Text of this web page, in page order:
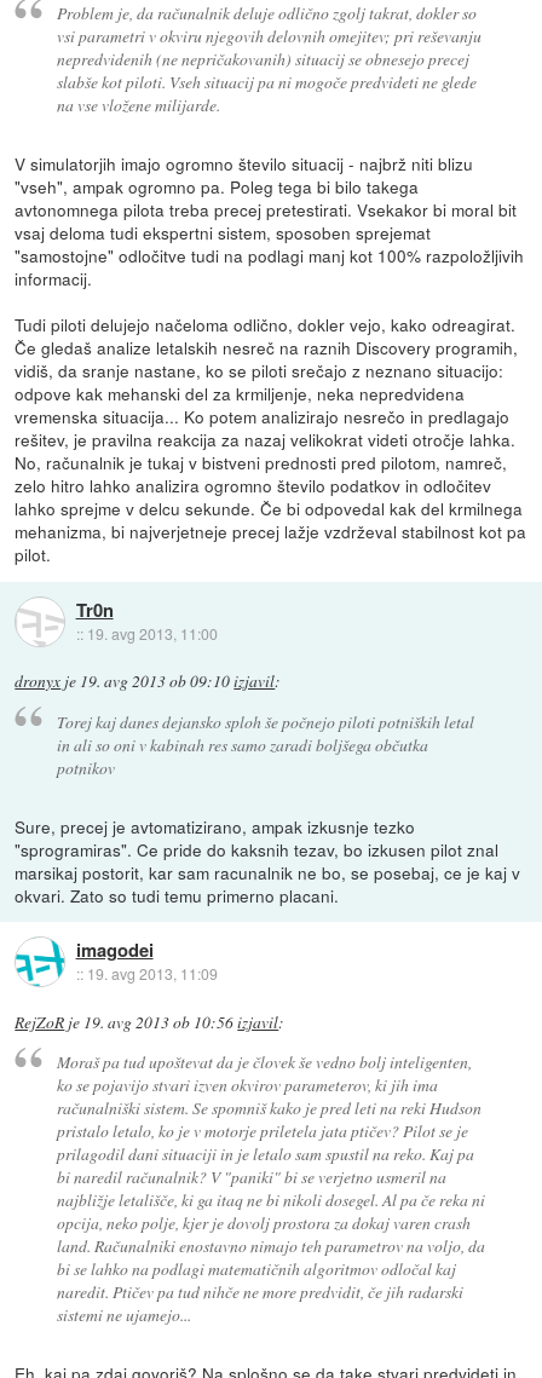
Problem je, da računalnik deluje odlično zgolj takrat, dokler so
vsi parametri v okviru njegovih delovnih omejitev; pri reševanju
nepredvidenih (ne nepričakovanih) situacij se obnesejo precej
slabše kot piloti. Vseh situacij pa ni mogoče predvideti ne glede
na vse vložene milijarde.
V simulatorjih imajo ogromno število situacij - najbrž niti blizu
"vseh", ampak ogromno pa. Poleg tega bi bilo takega
avtonomnega pilota treba precej pretestirati. Vsekakor bi moral bit
vsaj deloma tudi ekspertni sistem, sposoben sprejemat
"samostojne" odločitve tudi na podlagi manj kot 100% razpoložljivih
informacij.
Tudi piloti delujejo načeloma odlično, dokler vejo, kako odreagirat.
Če gledaš analize letalskih nesreč na raznih Discovery programih,
vidiš, da sranje nastane, ko se piloti srečajo z neznano situacijo:
odpove kak mehanski del za krmiljenje, neka nepredvidena
vremenska situacija... Ko potem analizirajo nesrečo in predlagajo
rešitev, je pravilna reakcija za nazaj velikokrat videti otročje lahka.
No, računalnik je tukaj v bistveni prednosti pred pilotom, namreč,
zelo hitro lahko analizira ogromno število podatkov in odločitev
lahko sprejme v delcu sekunde. Če bi odpovedal kak del krmilnega
mehanizma, bi najverjetneje precej lažje vzdrževal stabilnost kot pa
pilot.
Tr0n
:: 19. avg 2013, 11:00
dronyx je 19. avg 2013 ob 09:10izjavil:
Torej kaj danes dejansko sploh še počnejo piloti potniških letal
in ali so oni v kabinah res samo zaradi boljšega občutka
potnikov
Sure, precej je avtomatizirano, ampak izkusnje tezko
"sprogramiras". Ce pride do kaksnih tezav, bo izkusen pilot znal
marsikaj postorit, kar sam racunalnik ne bo, se posebaj, ce je kaj v
okvari. Zato so tudi temu primerno placani.
imagodei
:: 19. avg 2013, 11:09
RejZoR je 19. avg 2013 ob 10:56izjavil:
Moraš pa tud upoštevat da je človek še vedno bolj inteligenten,
ko se pojavijo stvari izven okvirov parameterov, ki jih ima
računalniški sistem. Se spomniš kako je pred leti na reki Hudson
pristalo letalo, ko je v motorje priletela jata ptičev? Pilot se je
prilagodil dani situaciji in je letalo sam spustil na reko. Kaj pa
bi naredil računalnik? V "paniki" bi se verjetno usmeril na
najbližje letališče, ki ga itaq ne bi nikoli dosegel. Al pa če reka ni
opcija, neko polje, kjer je dovolj prostora za dokaj varen crash
land. Računalniki enostavno nimajo teh parametrov na voljo, da
bi se lahko na podlagi matematičnih algoritmov odločal kaj
naredit. Ptičev pa tud nihče ne more predvidit, če jih radarski
sistemi ne ujamejo...